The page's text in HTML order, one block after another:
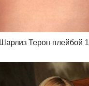
Шарлиз Терон плейбой